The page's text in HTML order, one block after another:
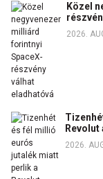
Közel
2026.
2026.